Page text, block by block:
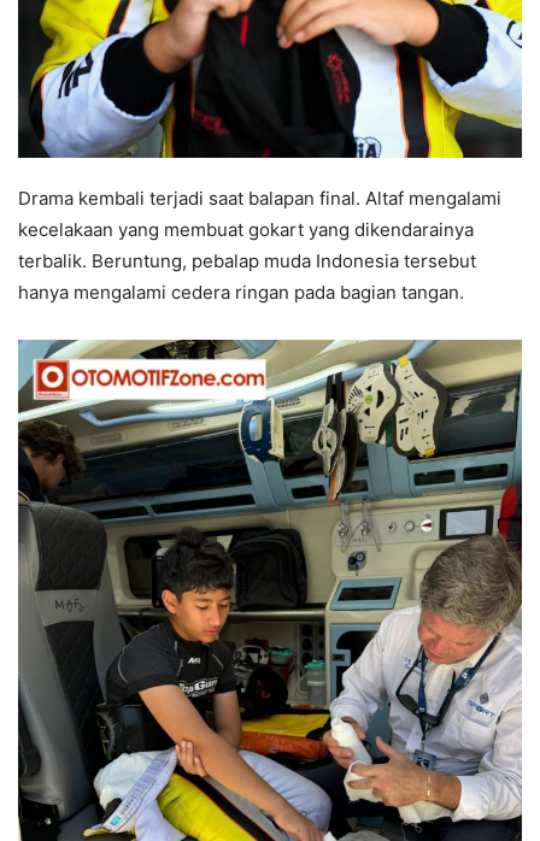
Drama kembali terjadi saat balapan final. Altaf mengalami
kecelakaan yang membuat gokart yang dikendarainya
terbalik. Beruntung, pebalap muda Indonesia tersebut
hanya mengalami cedera ringan pada bagian tangan.